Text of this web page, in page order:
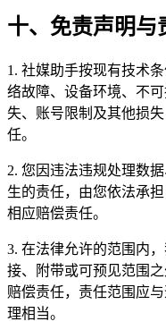
十、免责声明与
1. 社媒助手按现有技术
络故障、设备环境、不
失、账号限制及其他损
任。
2. 您因违法违规处理数
生的责任，由您依法承
相应赔偿责任。
3. 在法律允许的范围内
接、附带或可预见范围
赔偿责任，责任范围应
理相当。